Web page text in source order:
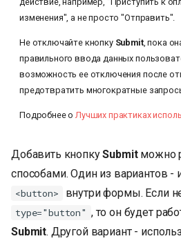
изменения", а не просто "Отправить".
Не отключайте кнопку Submit, пока
правильного ввода данных
возможность ее отключения после
предотвратить многократные
Подробнее о Лучших практиках
Добавить кнопкуSubmitможно
способами. Один из вариантов -
<button> внутри формы. Если
type="button" , то он будет
Submit. Другой вариант -